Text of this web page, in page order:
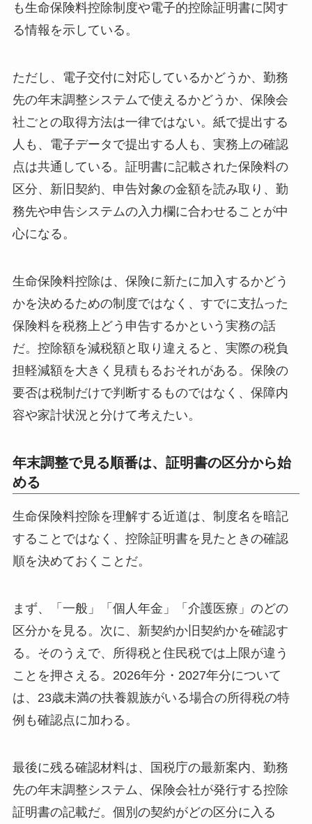
も生命保険料控除制度や電子的控除証明書に関す
る情報を示している。
ただし、電子交付に対応しているかどうか、勤務
先の年末調整システムで使えるかどうか、保険会
社ごとの取得方法は一律ではない。紙で提出する
人も、電子データで提出する人も、実務上の確認
点は共通している。証明書に記載された保険料の
区分、新旧契約、申告対象の金額を読み取り、勤
務先や申告システムの入力欄に合わせることが中
心になる。
生命保険料控除は、保険に新たに加入するかどう
かを決めるための制度ではなく、すでに支払った
保険料を税務上どう申告するかという実務の話
だ。控除額を減税額と取り違えると、実際の税負
担軽減額を大きく見積もるおそれがある。保険の
要否は税制だけで判断するものではなく、保障内
容や家計状況と分けて考えたい。
年末調整で見る順番は、証明書の区分から始
める
生命保険料控除を理解する近道は、制度名を暗記
することではなく、控除証明書を見たときの確認
順を決めておくことだ。
まず、「一般」「個人年金」「介護医療」のどの
区分かを見る。次に、新契約か旧契約かを確認す
る。そのうえで、所得税と住民税では上限が違う
ことを押さえる。2026年分・2027年分について
は、23歳未満の扶養親族がいる場合の所得税の特
例も確認点に加わる。
最後に残る確認材料は、国税庁の最新案内、勤務
先の年末調整システム、保険会社が発行する控除
証明書の記載だ。個別の契約がどの区分に入る